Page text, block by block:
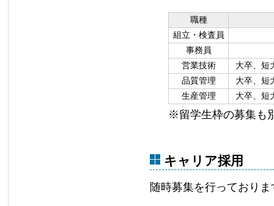
職種
組立・検査員
事務員
営業技術
大卒、短
品質管理
大卒、短
生産管理
大卒、短
※留学生枠の募集も
キャリア採用
随時募集を行っておりま